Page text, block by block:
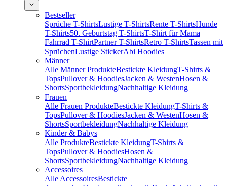
Bestseller
Sprüche T-ShirtsLustige T-ShirtsRente T-ShirtsHunde
T-Shirts50. Geburtstag T-ShirtsT-Shirt für Mama
Fahrrad T-ShirtPartner T-ShirtsRetro T-ShirtsTassen mit
SprüchenLustige StickerAbi Hoodies
Männer
Alle Männer ProdukteBestickte KleidungT-Shirts &
TopsPullover & HoodiesJacken & WestenHosen &
ShortsSportbekleidungNachhaltige Kleidung
Frauen
Alle Frauen ProdukteBestickte KleidungT-Shirts &
TopsPullover & HoodiesJacken & WestenHosen &
ShortsSportbekleidungNachhaltige Kleidung
Kinder & Babys
Alle ProdukteBestickte KleidungT-Shirts &
TopsPullover & HoodiesHosen &
ShortsSportbekleidungNachhaltige Kleidung
Accessoires
Alle AccessoiresBestickte